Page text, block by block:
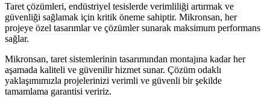
Taret çözümleri, endüstriyel tesislerde verimliliği artırmak ve
güvenliği sağlamak için kritik öneme sahiptir. Mikronsan, her
projeye özel tasarımlar ve çözümler sunarak maksimum performans
sağlar.
Mikronsan, taret sistemlerinin tasarımından montajına kadar her
aşamada kaliteli ve güvenilir hizmet sunar. Çözüm odaklı
yaklaşımımızla projelerinizi verimli ve güvenli bir şekilde
tamamlama garantisi veririz.